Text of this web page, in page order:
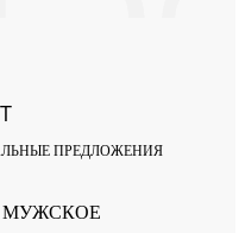
ПРЕДЛОЖЕНИЯ
МУЖСКОЕ